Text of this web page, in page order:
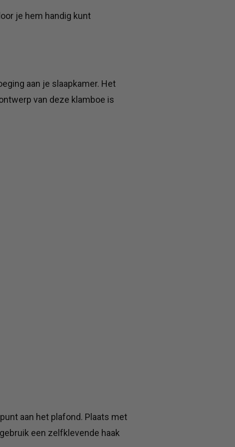
je hem handig kunt
aan je slaapkamer. Het
van deze klamboe is
aan het plafond. Plaats met
een zelfklevende haak